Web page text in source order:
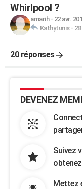
Whirlpool ?
amarih- 22 avr.
Kathytunis-
20 réponses
DEVENEZ
Suivez
Mettez